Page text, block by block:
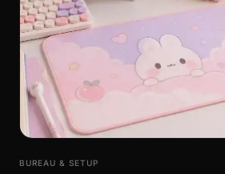
BUREAU & SETUP